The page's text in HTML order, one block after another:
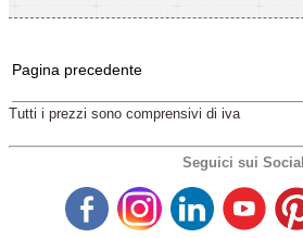
Pagina precedente
Tutti i prezzi sono comprensivi di iva
Seguici sui Social